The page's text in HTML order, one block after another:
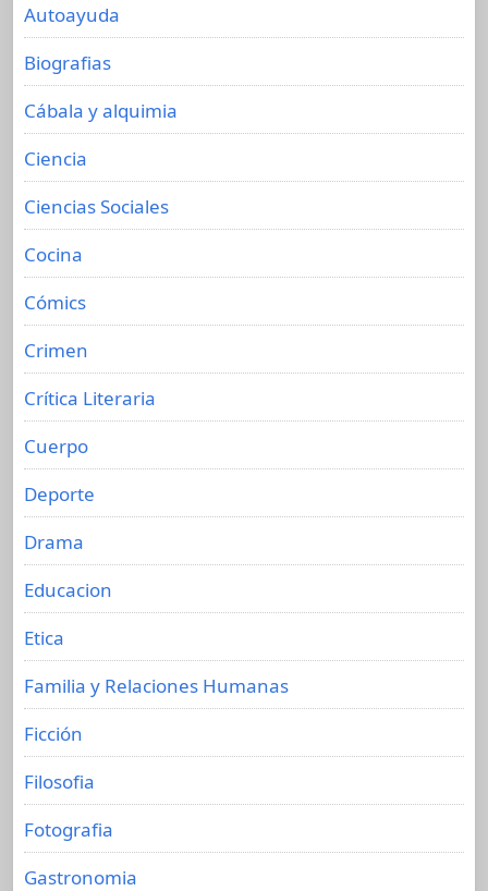
Autoayuda
Biografias
Cábala y alquimia
Ciencia
Ciencias Sociales
Cocina
Cómics
Crimen
Crítica Literaria
Cuerpo
Deporte
Drama
Educacion
Etica
Familia y Relaciones Humanas
Ficción
Filosofia
Fotografia
Gastronomia